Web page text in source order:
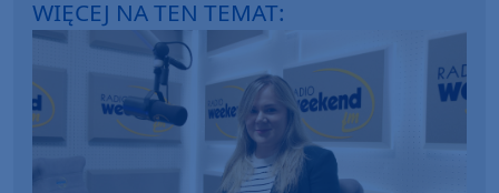
WIĘCEJ NA TEN TEMAT: